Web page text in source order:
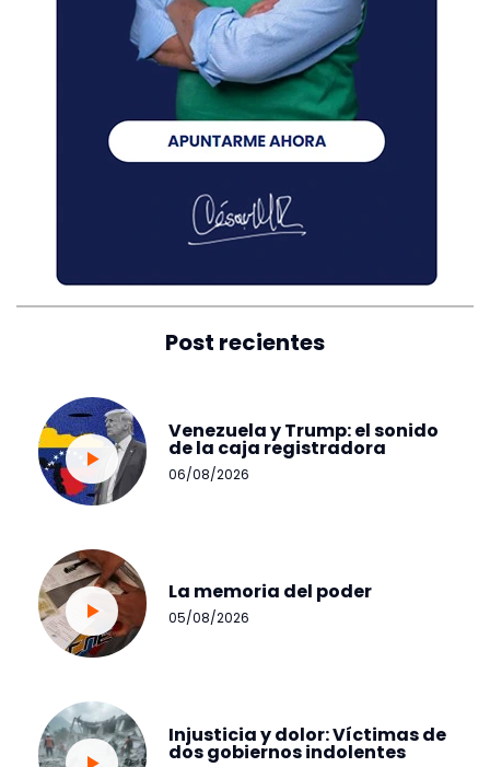
Post recientes
Venezuela y Trump: el sonido
de la caja registradora
06/08/2026
La memoria del poder
05/08/2026
Injusticia y dolor: Víctimas de
dos gobiernos indolentes